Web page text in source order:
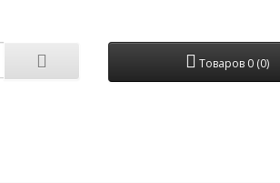
Товаров 0 (0)